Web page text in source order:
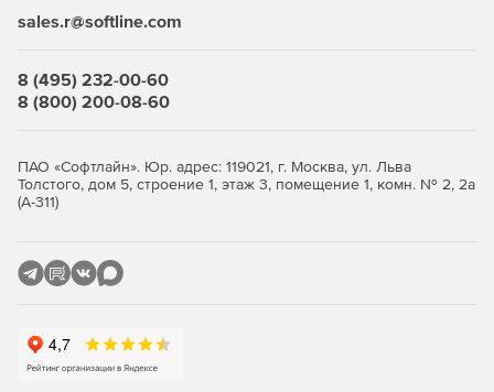
sales.r@softline.com
8 (495) 232-00-60
8 (800) 200-08-60
ПАО «Софтлайн». Юр. адрес: 119021, г. Москва, ул. Льва
Толстого, дом 5, строение 1, этаж 3, помещение 1, комн. № 2, 2а
(А-311)